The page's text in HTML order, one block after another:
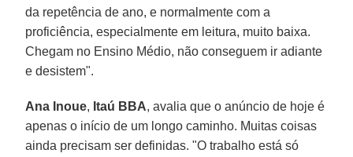
da repetência de ano, e normalmente com a
proficiência, especialmente em leitura, muito baixa.
Chegam no Ensino Médio, não conseguem ir adiante
e desistem".
Ana Inoue, Itaú BBA, avalia que o anúncio de hoje é
apenas o início de um longo caminho. Muitas coisas
ainda precisam ser definidas. "O trabalho está só